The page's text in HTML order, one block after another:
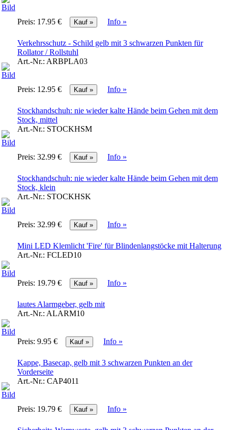
Preis: 17.95 € Info »
Verkehrsschutz - Schild gelb mit 3 schwarzen Punkten für
Rollator / Rollstuhl
Art.-Nr.: ARBPLA03
Preis: 12.95 € Info »
Stockhandschuh: nie wieder kalte Hände beim Gehen mit dem
Stock, mittel
Art.-Nr.: STOCKHSM
Preis: 32.99 € Info »
Stockhandschuh: nie wieder kalte Hände beim Gehen mit dem
Stock, klein
Art.-Nr.: STOCKHSK
Preis: 32.99 € Info »
Mini LED Klemlicht 'Fire' für Blindenlangstöcke mit Halterung
Art.-Nr.: FCLED10
Preis: 19.79 € Info »
lautes Alarmgeber, gelb mit
Art.-Nr.: ALARM10
Preis: 9.95 € Info »
Kappe, Basecap, gelb mit 3 schwarzen Punkten an der
Vorderseite
Art.-Nr.: CAP4011
Preis: 19.79 € Info »